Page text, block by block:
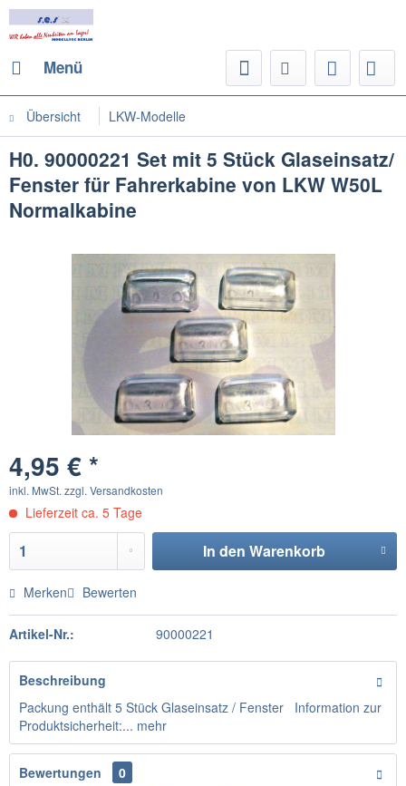
Menü
Übersicht LKW-Modelle
H0. 90000221 Set mit 5 Stück Glaseinsatz/
Fenster für Fahrerkabine von LKW W50L
Normalkabine
4,95 € *
inkl. MwSt. zzgl. Versandkosten
Lieferzeit ca. 5 Tage
In den Warenkorb
Merken Bewerten
Artikel-Nr.: 90000221
Beschreibung
Packung enthält 5 Stück Glaseinsatz / Fenster Information zur
Produktsicherheit:... mehr
Bewertungen
0